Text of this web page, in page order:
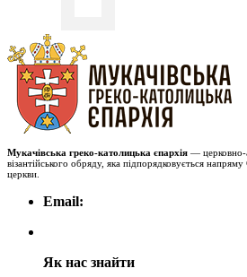
Мукачівська греко-католицька єпархія — церковно-
візантійського обряду, яка підпорядковується
церкви.
Email:
Як нас знайти